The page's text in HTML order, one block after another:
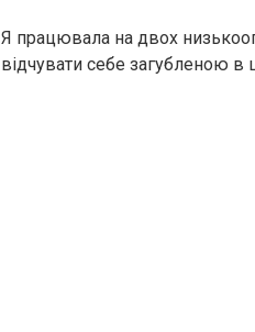
Я працювала на двох
відчувати себе загубленою в